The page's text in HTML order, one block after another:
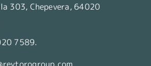
303, Chepevera, 64020
7589.